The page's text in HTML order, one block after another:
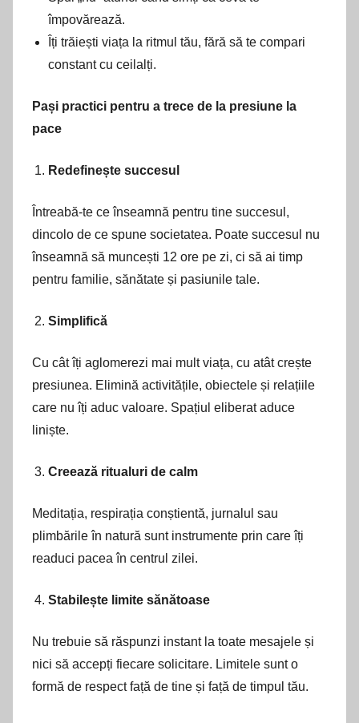
împovărează.
Îți trăiești viața la ritmul tău, fără să te compari
constant cu ceilalți.
Pași practici pentru a trece de la presiune la
pace
Redefinește succesul
Întreabă-te ce înseamnă pentru tine succesul,
dincolo de ce spune societatea. Poate succesul nu
înseamnă să muncești 12 ore pe zi, ci să ai timp
pentru familie, sănătate și pasiunile tale.
Simplifică
Cu cât îți aglomerezi mai mult viața, cu atât crește
presiunea. Elimină activitățile, obiectele și relațiile
care nu îți aduc valoare. Spațiul eliberat aduce
liniște.
Creează ritualuri de calm
Meditația, respirația conștientă, jurnalul sau
plimbările în natură sunt instrumente prin care îți
readuci pacea în centrul zilei.
Stabilește limite sănătoase
Nu trebuie să răspunzi instant la toate mesajele și
nici să accepți fiecare solicitare. Limitele sunt o
formă de respect față de tine și față de timpul tău.